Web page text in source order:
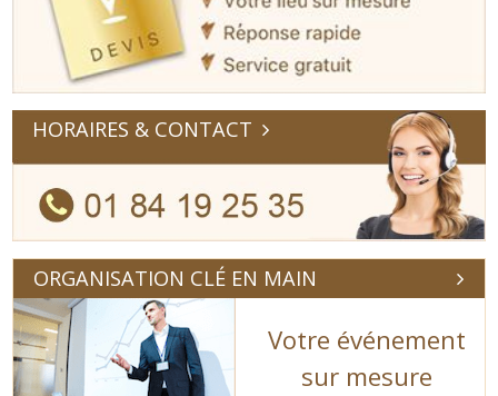
HORAIRES & CONTACT
ORGANISATION CLÉ EN MAIN
Votre événement
sur mesure